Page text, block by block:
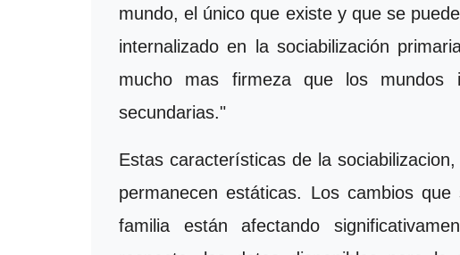
mundo, el único que existe y que se
internalizado en la sociabilización
mucho mas firmeza que los mundos
secundarias."
Estas características de la
permanecen estáticas. Los cambios
familia están afectando